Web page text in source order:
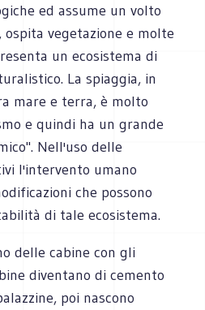
ed assume un volto
vegetazione e molte
un ecosistema di
La spiaggia, in
mare e terra, è molto
e quindi ha un grande
Nell'uso delle
l'intervento umano
che possono
di tale ecosistema.
delle cabine con gli
diventano di cemento
poi nascono